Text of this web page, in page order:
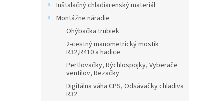
Inštalačný chladiarenský materiál
Montážne náradie
Ohýbačka trubiek
2-cestný manometrický mostík
R32,R410 a hadice
Pertlovačky, Rýchlospojky, Vyberače
ventilov, Rezačky
Digitálna váha CPS, Odsávačky chladiva
R32